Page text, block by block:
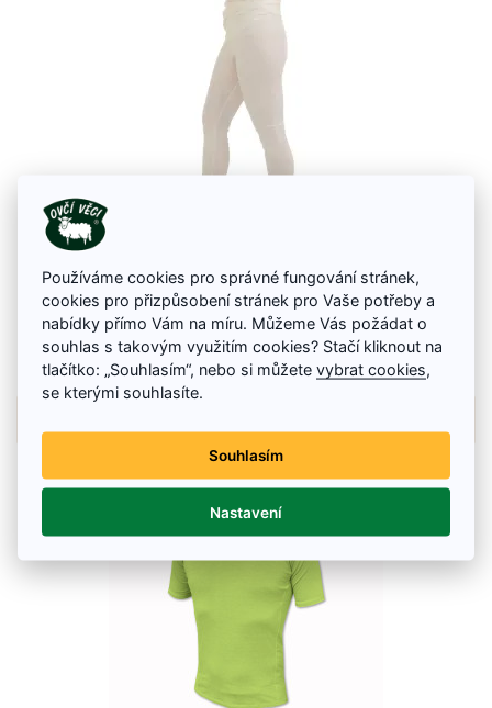
Funkční spodky dámské
Funkční spodky z ovčí vlny Merino dámské
699 Kč 880 Kč
Na skladě
Používáme cookies pro správné fungování stránek,
cookies pro přizpůsobení stránek pro Vaše potřeby a
nabídky přímo Vám na míru. Můžeme Vás požádat o
souhlas s takovým využitím cookies? Stačí kliknout na
tlačítko: „Souhlasím“, nebo si můžetevybrat cookies
se kterými souhlasíte.
Souhlasím
Nastavení